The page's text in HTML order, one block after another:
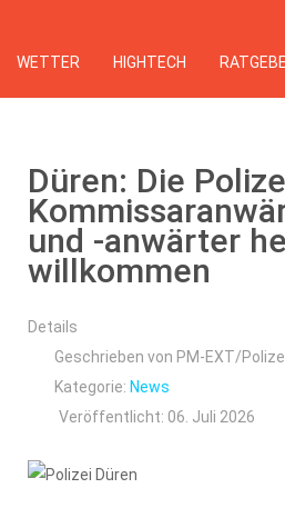
WETTER HIGHTECH
Düren: Die
und -anwärter
willkommen
Details
Geschrieben von PM-EXT/
Kategorie: News
Veröffentlicht: 06. Juli 2026